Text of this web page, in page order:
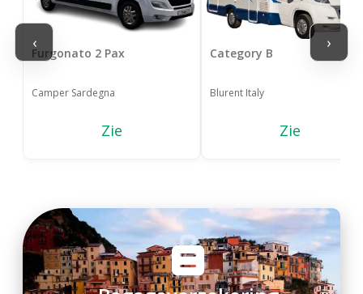
‹ ›
Furgonato 2 Pax
Camper Sardegna
Zie
Category B
Blurent Italy
Zie